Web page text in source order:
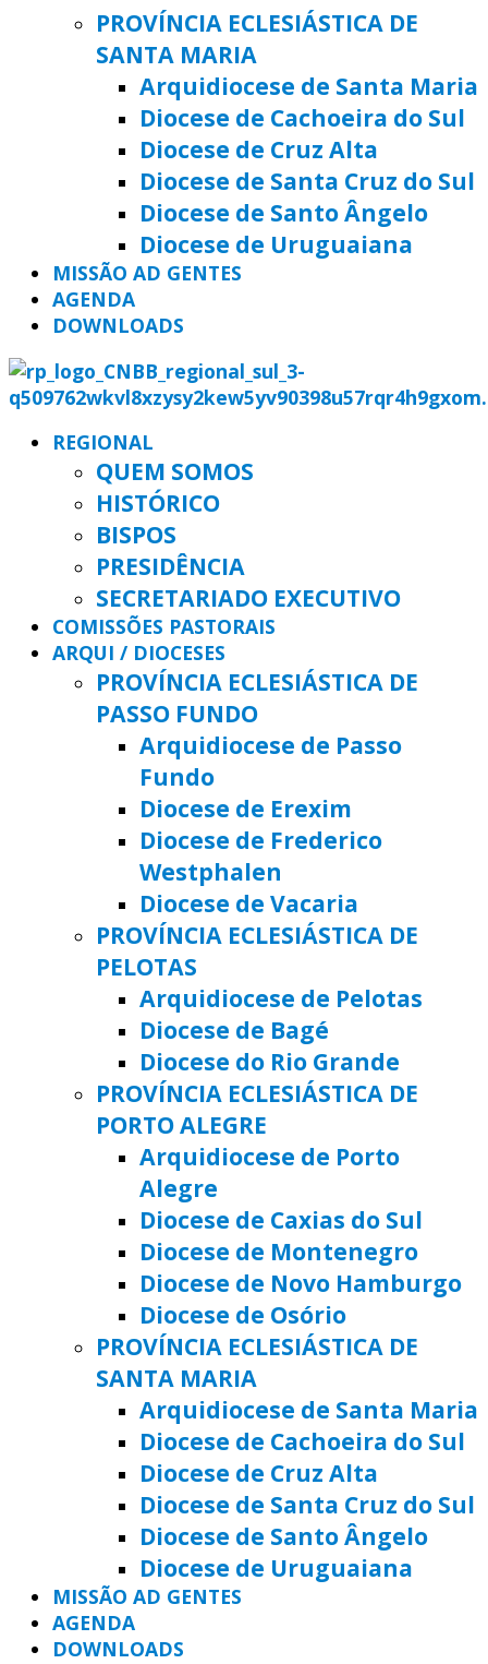
PROVÍNCIA ECLESIÁSTICA DE
SANTA MARIA
Arquidiocese de Santa Maria
Diocese de Cachoeira do Sul
Diocese de Cruz Alta
Diocese de Santa Cruz do Sul
Diocese de Santo Ângelo
Diocese de Uruguaiana
MISSÃO AD GENTES
AGENDA
DOWNLOADS
REGIONAL
QUEM SOMOS
HISTÓRICO
BISPOS
PRESIDÊNCIA
SECRETARIADO EXECUTIVO
COMISSÕES PASTORAIS
ARQUI / DIOCESES
PROVÍNCIA ECLESIÁSTICA DE
PASSO FUNDO
Arquidiocese de Passo
Fundo
Diocese de Erexim
Diocese de Frederico
Westphalen
Diocese de Vacaria
PROVÍNCIA ECLESIÁSTICA DE
PELOTAS
Arquidiocese de Pelotas
Diocese de Bagé
Diocese do Rio Grande
PROVÍNCIA ECLESIÁSTICA DE
PORTO ALEGRE
Arquidiocese de Porto
Alegre
Diocese de Caxias do Sul
Diocese de Montenegro
Diocese de Novo Hamburgo
Diocese de Osório
PROVÍNCIA ECLESIÁSTICA DE
SANTA MARIA
Arquidiocese de Santa Maria
Diocese de Cachoeira do Sul
Diocese de Cruz Alta
Diocese de Santa Cruz do Sul
Diocese de Santo Ângelo
Diocese de Uruguaiana
MISSÃO AD GENTES
AGENDA
DOWNLOADS